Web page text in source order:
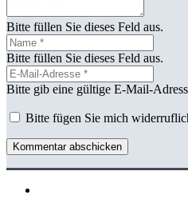
Bitte füllen Sie dieses Feld aus.
Bitte füllen Sie dieses Feld aus.
Bitte gib eine gültige E-Mail-
Bitte fügen Sie mich
Kommentar abschicken